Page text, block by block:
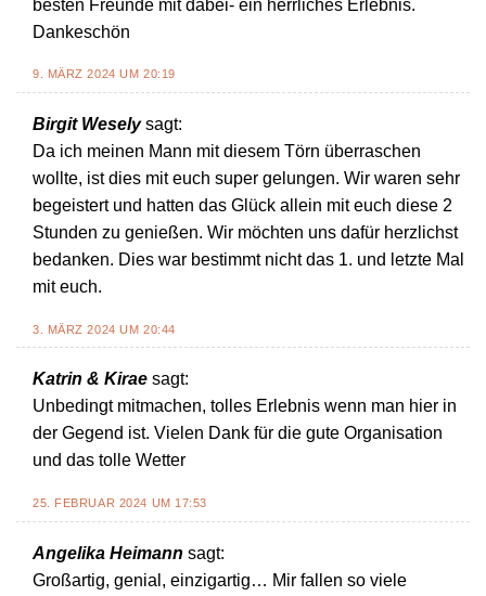
besten Freunde mit dabei- ein herrliches Erlebnis.
Dankeschön
9. MÄRZ 2024 UM 20:19
Birgit Wesely sagt:
Da ich meinen Mann mit diesem Törn überraschen
wollte, ist dies mit euch super gelungen. Wir waren sehr
begeistert und hatten das Glück allein mit euch diese 2
Stunden zu genießen. Wir möchten uns dafür herzlichst
bedanken. Dies war bestimmt nicht das 1. und letzte Mal
mit euch.
3. MÄRZ 2024 UM 20:44
Katrin & Kirae sagt:
Unbedingt mitmachen, tolles Erlebnis wenn man hier in
der Gegend ist. Vielen Dank für die gute Organisation
und das tolle Wetter
25. FEBRUAR 2024 UM 17:53
Angelika Heimann sagt:
Großartig, genial, einzigartig… Mir fallen so viele